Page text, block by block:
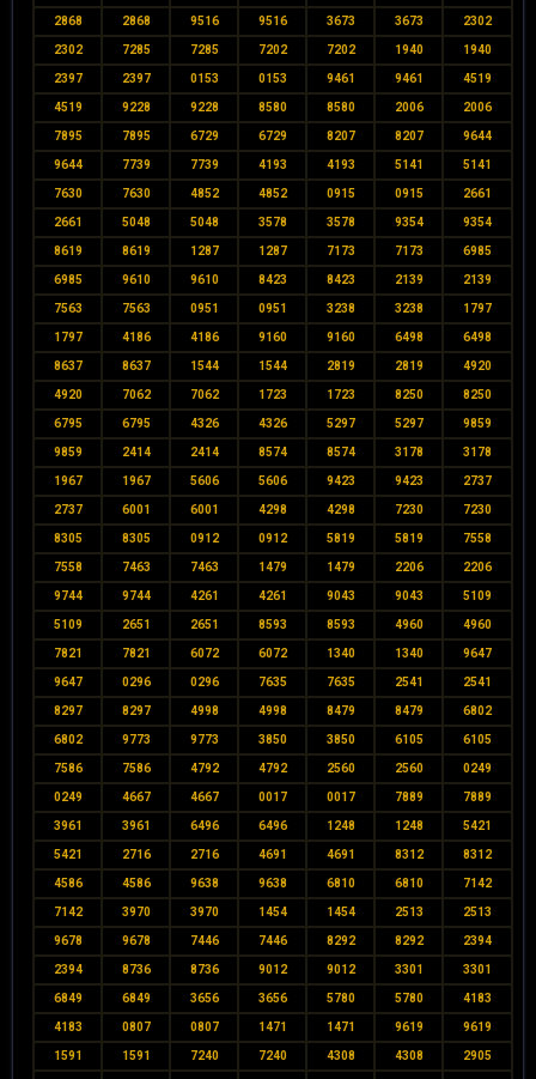
2868 2868 9516 9516 3673 3673 2302
2302 7285 7285 7202 7202 1940 1940
2397 2397 0153 0153 9461 9461 4519
4519 9228 9228 8580 8580 2006 2006
7895 7895 6729 6729 8207 8207 9644
9644 7739 7739 4193 4193 5141 5141
7630 7630 4852 4852 0915 0915 2661
2661 5048 5048 3578 3578 9354 9354
8619 8619 1287 1287 7173 7173 6985
6985 9610 9610 8423 8423 2139 2139
7563 7563 0951 0951 3238 3238 1797
1797 4186 4186 9160 9160 6498 6498
8637 8637 1544 1544 2819 2819 4920
4920 7062 7062 1723 1723 8250 8250
6795 6795 4326 4326 5297 5297 9859
9859 2414 2414 8574 8574 3178 3178
1967 1967 5606 5606 9423 9423 2737
2737 6001 6001 4298 4298 7230 7230
8305 8305 0912 0912 5819 5819 7558
7558 7463 7463 1479 1479 2206 2206
9744 9744 4261 4261 9043 9043 5109
5109 2651 2651 8593 8593 4960 4960
7821 7821 6072 6072 1340 1340 9647
9647 0296 0296 7635 7635 2541 2541
8297 8297 4998 4998 8479 8479 6802
6802 9773 9773 3850 3850 6105 6105
7586 7586 4792 4792 2560 2560 0249
0249 4667 4667 0017 0017 7889 7889
3961 3961 6496 6496 1248 1248 5421
5421 2716 2716 4691 4691 8312 8312
4586 4586 9638 9638 6810 6810 7142
7142 3970 3970 1454 1454 2513 2513
9678 9678 7446 7446 8292 8292 2394
2394 8736 8736 9012 9012 3301 3301
6849 6849 3656 3656 5780 5780 4183
4183 0807 0807 1471 1471 9619 9619
1591 1591 7240 7240 4308 4308 2905